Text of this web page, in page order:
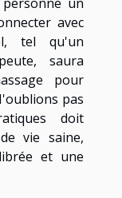
un
avec
tel qu'un
saura
pour
pas
doit
vie saine,
et une